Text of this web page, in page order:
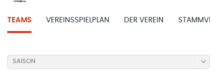
TEAMS VEREINSSPIELPLAN DER VEREIN
SAISON